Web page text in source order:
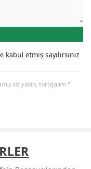
kabul etmiş sayılırsınız
siz yazın, tartışalım *